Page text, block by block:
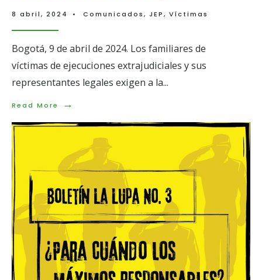
8 abril, 2024 • Comunicados, JEP, Víctimas
Bogotá, 9 de abril de 2024. Los familiares de
víctimas de ejecuciones extrajudiciales y sus
representantes legales exigen a la...
Read More →
Read
Familiares
víctimas
de
ejecuciones
extrajudiciales
exigen
participación
vinculante
en
la
toma
de
decisiones
sobre